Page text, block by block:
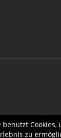
Cookies,
zu